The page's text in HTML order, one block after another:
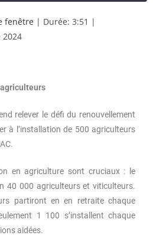
fenêtre | Durée: 3:51 |
2024
relever le défi du renouvellement
à l’installation de 500 agriculteurs
en agriculture sont cruciaux : le
40 000 agriculteurs et viticulteurs.
partiront en en retraite chaque
1 100 s’installent chaque
aidées.